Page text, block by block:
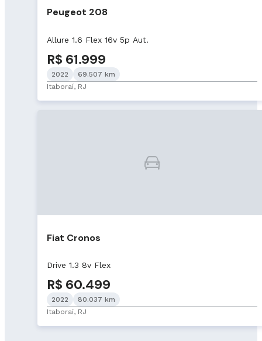
Peugeot 208
Allure 1.6 Flex 16v 5p Aut.
R$ 61.999
2022
69.507 km
Itaboraí, RJ
Fiat Cronos
Drive 1.3 8v Flex
R$ 60.499
2022
80.037 km
Itaboraí, RJ